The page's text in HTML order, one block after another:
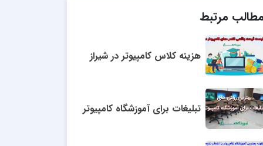
مطالب مرتبط
هزینه کلاس کامپیوتر در شیراز
تبلیغات برای آموزشگاه کامپیوتر